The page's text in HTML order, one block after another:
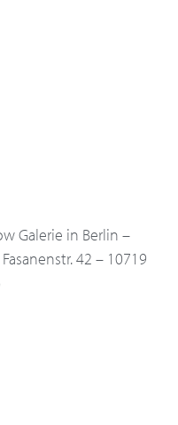
Galerie in Berlin –
42 – 10719